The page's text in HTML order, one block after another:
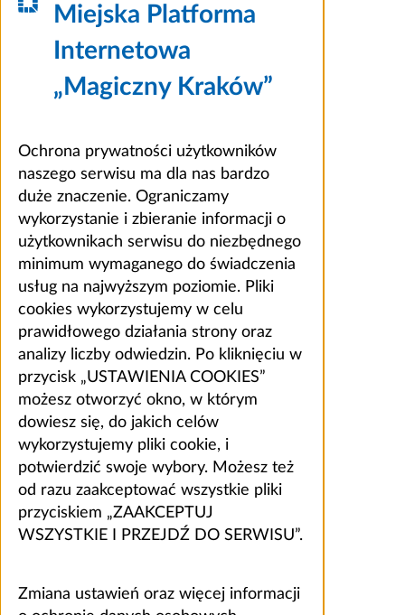
Miejska Platforma
Internetowa
„Magiczny Kraków”
Ochrona prywatności użytkowników
naszego serwisu ma dla nas bardzo
duże znaczenie. Ograniczamy
wykorzystanie i zbieranie informacji o
użytkownikach serwisu do niezbędnego
minimum wymaganego do świadczenia
usług na najwyższym poziomie. Pliki
cookies wykorzystujemy w celu
prawidłowego działania strony oraz
analizy liczby odwiedzin. Po kliknięciu w
przycisk „USTAWIENIA COOKIES”
możesz otworzyć okno, w którym
dowiesz się, do jakich celów
wykorzystujemy pliki cookie, i
potwierdzić swoje wybory. Możesz też
od razu zaakceptować wszystkie pliki
przyciskiem „ZAAKCEPTUJ
WSZYSTKIE I PRZEJDŹ DO SERWISU”.
Zmiana ustawień oraz więcej informacji